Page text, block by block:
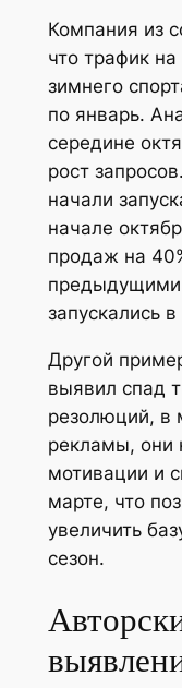
Компания из
что трафик
зимнего
по январь.
середине
рост
начали
начале
продаж на
предыдущими
запускались
Другой
выявил спад
резолюций, в
рекламы, они
мотивации и
марте, что
увеличить
сезон.